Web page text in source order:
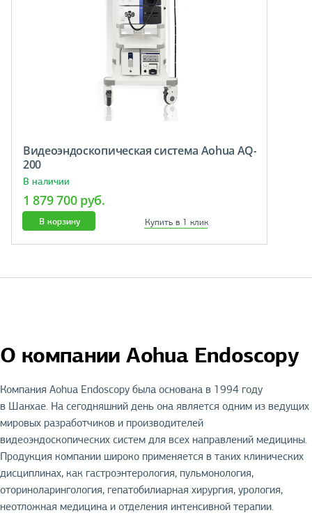
Видеоэндоскопическая система Aohua AQ-
200
В наличии
1 879 700 руб.
В корзину Купить в 1 клик
О компании Aohua Endoscopy
Компания Aohua Endoscopy была основана в 1994 году
в Шанхае. На сегодняшний день она является одним из ведущих
мировых разработчиков и производителей
видеоэндоскопических систем для всех направлений медицины.
Продукция компании широко применяется в таких клинических
дисциплинах, как гастроэнтерология, пульмонология,
оториноларингология, гепатобилиарная хирургия, урология,
неотложная медицина и отделения интенсивной терапии.